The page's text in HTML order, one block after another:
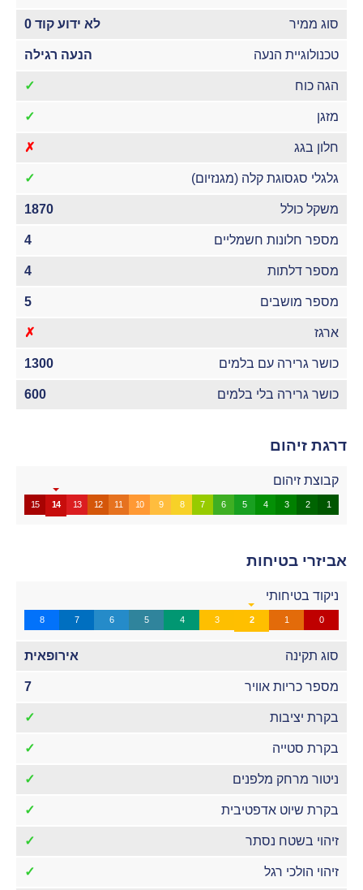
סוג ממיר לא ידוע קוד 0
טכנולוגיית הנעה הנעה רגילה
הגה כוח ✓
מזגן ✓
חלון בגג ✗
גלגלי סגסוגת קלה (מגנזיום) ✓
משקל כולל 1870
מספר חלונות חשמליים 4
מספר דלתות 4
מספר מושבים 5
ארגז ✗
כושר גרירה עם בלמים 1300
כושר גרירה בלי בלמים 600
דרגת זיהום
קבוצת זיהום
1
2
3
4
5
6
7
8
9
10
11
12
13
14
15
אביזרי בטיחות
ניקוד בטיחותי
0
1
2
3
4
5
6
7
8
סוג תקינה אירופאית
מספר כריות אוויר 7
בקרת יציבות ✓
בקרת סטייה ✓
ניטור מרחק מלפנים ✓
בקרת שיוט אדפטיבית ✓
זיהוי בשטח נסתר ✓
זיהוי הולכי רגל ✓